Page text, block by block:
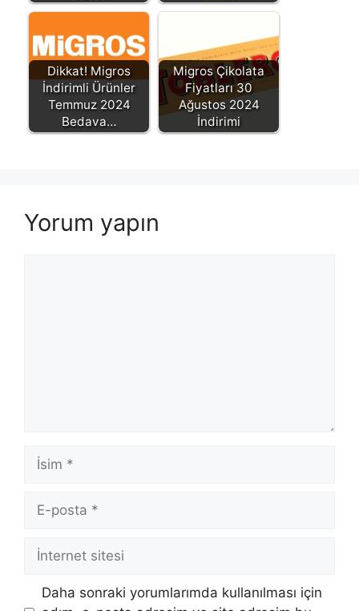
Dikkat! Migros
İndirimli Ürünler
Temmuz 2024
Bedava…
Migros Çikolata
Fiyatları 30
Ağustos 2024
İndirimi
Yorum yapın
İsim
posta
İnternet
sitesi
Daha sonraki yorumlarımda kullanılması için